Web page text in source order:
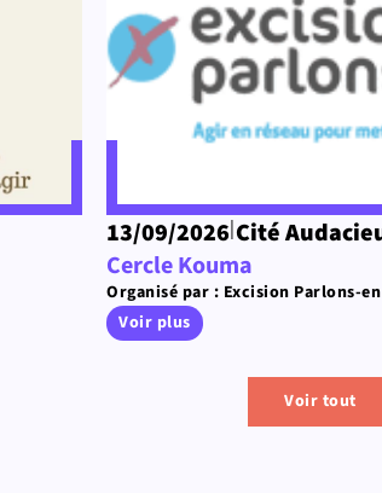
13/09/2026|Cité
Cercle Kouma
Organisé par : Excision Parlons-
Voir plus
Voir tout